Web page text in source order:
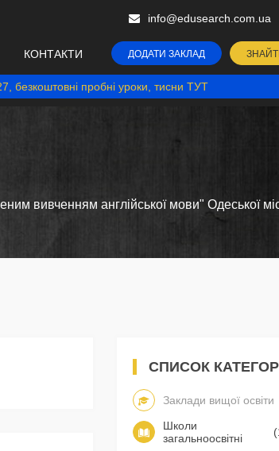
info@edusearch.com.ua
КОНТАКТИ ДОДАТИ ЗАКЛАД
безкоштовні пробні уроки, тисни ТУТ
вивченням англійської мови" Одеської
СПИСОК
Заклади вищої освіти
Школи
загальноосвітні